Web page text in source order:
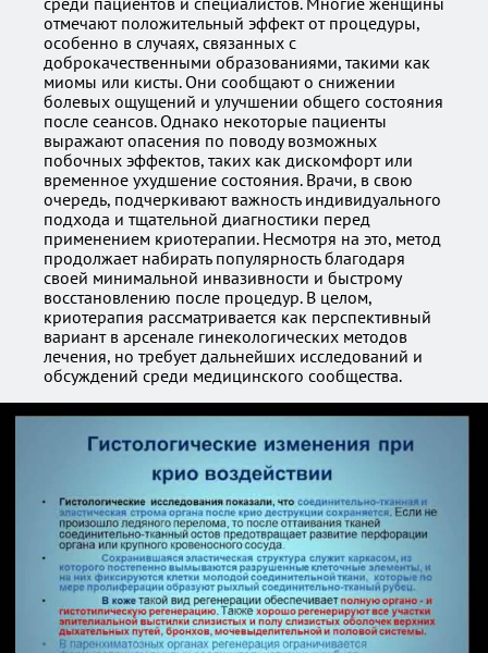
отмечают положительный эффект от процедуры,
особенно в случаях, связанных с
доброкачественными образованиями, такими как
миомы или кисты. Они сообщают о снижении
болевых ощущений и улучшении общего состояния
после сеансов. Однако некоторые пациенты
выражают опасения по поводу возможных
побочных эффектов, таких как дискомфорт или
временное ухудшение состояния. Врачи, в свою
очередь, подчеркивают важность индивидуального
подхода и тщательной диагностики перед
применением криотерапии. Несмотря на это, метод
продолжает набирать популярность благодаря
своей минимальной инвазивности и быстрому
восстановлению после процедур. В целом,
криотерапия рассматривается как перспективный
вариант в арсенале гинекологических методов
лечения, но требует дальнейших исследований и
обсуждений среди медицинского сообщества.